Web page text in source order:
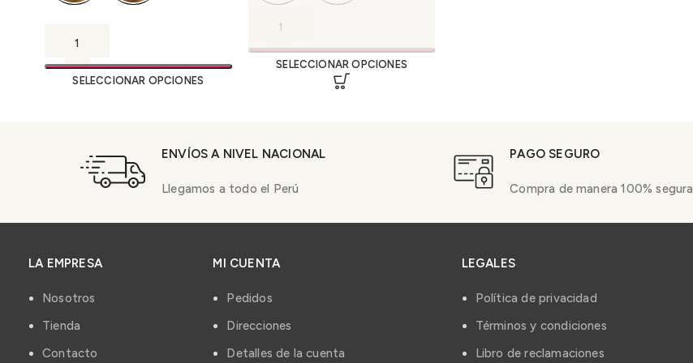
SELECCIONAR OPCIONES
SELECCIONAR OPCIONES
ENVÍOS A NIVEL NACIONAL
Llegamos a todo el Perú
PAGO SEGURO
Compra de manera 100% segura
LA EMPRESA
Nosotros
Tienda
Contacto
MI CUENTA
Pedidos
Direcciones
Detalles de la cuenta
LEGALES
Política de privacidad
Términos y condiciones
Libro de reclamaciones